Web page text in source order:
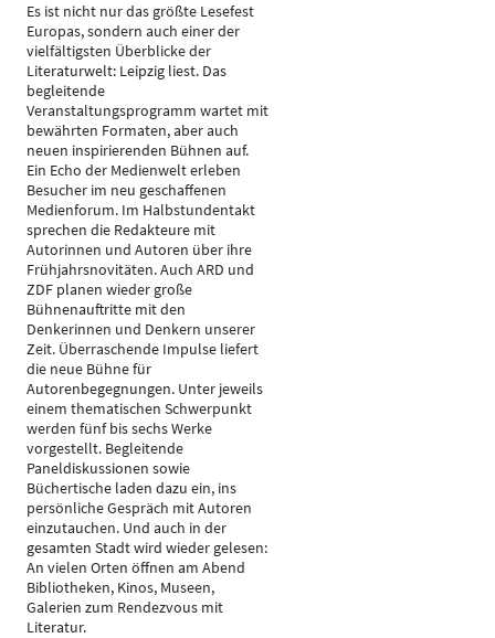
Es ist nicht nur das größte Lesefest
Europas, sondern auch einer der
vielfältigsten Überblicke der
Literaturwelt: Leipzig liest. Das
begleitende
Veranstaltungsprogramm wartet mit
bewährten Formaten, aber auch
neuen inspirierenden Bühnen auf.
Ein Echo der Medienwelt erleben
Besucher im neu geschaffenen
Medienforum. Im Halbstundentakt
sprechen die Redakteure mit
Autorinnen und Autoren über ihre
Frühjahrsnovitäten. Auch ARD und
ZDF planen wieder große
Bühnenauftritte mit den
Denkerinnen und Denkern unserer
Zeit. Überraschende Impulse liefert
die neue Bühne für
Autorenbegegnungen. Unter jeweils
einem thematischen Schwerpunkt
werden fünf bis sechs Werke
vorgestellt. Begleitende
Paneldiskussionen sowie
Büchertische laden dazu ein, ins
persönliche Gespräch mit Autoren
einzutauchen. Und auch in der
gesamten Stadt wird wieder gelesen:
An vielen Orten öffnen am Abend
Bibliotheken, Kinos, Museen,
Galerien zum Rendezvous mit
Literatur.